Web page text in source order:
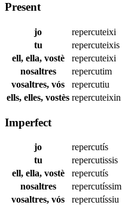
Present
jo
repercuteixi
tu
repercuteixis
ell, ella, vostè
repercuteixi
nosaltres
repercutim
vosaltres, vós
repercutiu
ells, elles, vostès repercuteixin
Imperfect
jo
repercutís
tu
repercutissis
ell, ella, vostè
repercutís
nosaltres
repercutíssim
vosaltres, vós
repercutíssiu